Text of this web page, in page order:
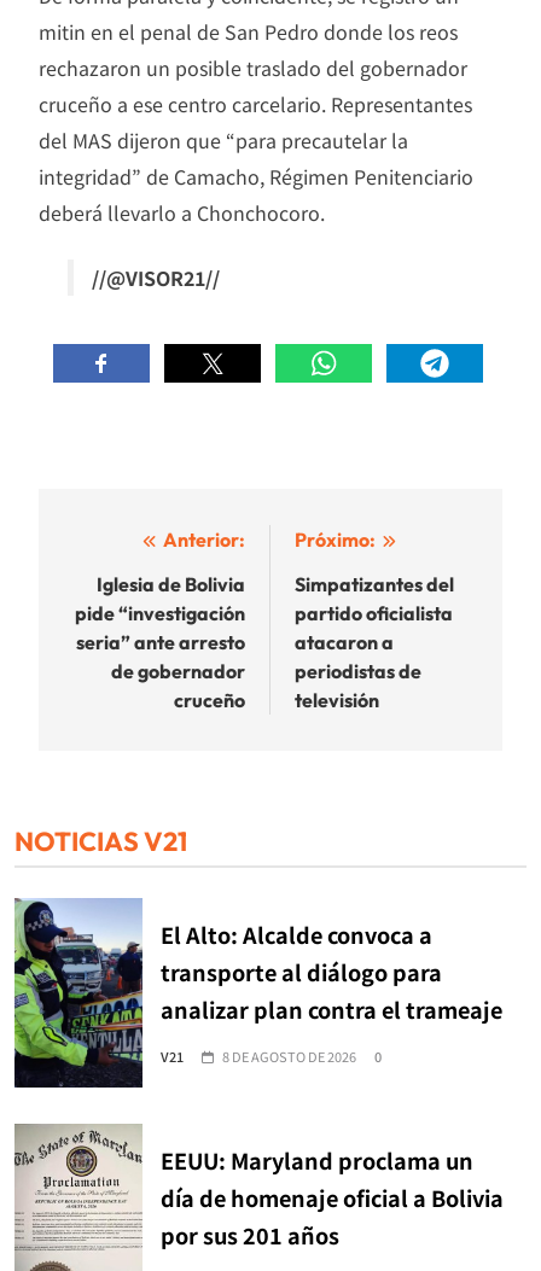
mitin en el penal de San Pedro donde los reos
rechazaron un posible traslado del gobernador
cruceño a ese centro carcelario. Representantes
del MAS dijeron que “para precautelar la
integridad” de Camacho, Régimen Penitenciario
deberá llevarlo a Chonchocoro.
//@VISOR21//
Navegación
entradas
Anterior:
Iglesia de Bolivia
pide “investigación
seria” ante arresto
de gobernador
cruceño
Próximo:
Simpatizantes del
partido oficialista
atacaron a
periodistas de
televisión
NOTICIAS V21
El Alto: Alcalde convoca a
transporte al diálogo para
analizar plan contra el trameaje
V21 8 DE AGOSTO DE 2026 0
EEUU: Maryland proclama un
día de homenaje oficial a Bolivia
por sus 201 años